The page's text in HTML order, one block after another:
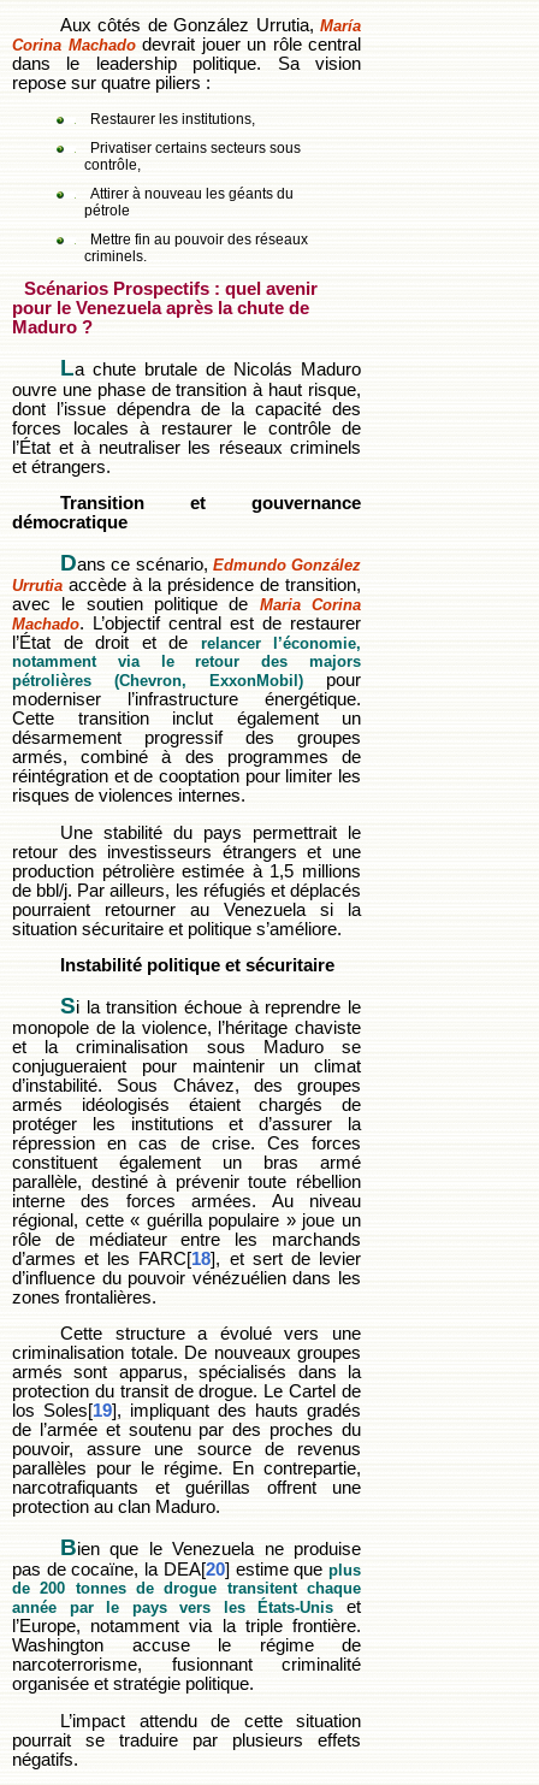
Aux côtés de González Urrutia, María
Corina Machadodevrait jouer un rôle central
dans le leadership politique. Sa vision
repose sur quatre piliers :
Restaurer les institutions,
Privatiser certains secteurs sous
contrôle,
Attirer à nouveau les géants du
pétrole
Mettre fin au pouvoir des réseaux
criminels.
Scénarios Prospectifs : quel avenir
pour le Venezuela après la chute de
Maduro ?
La chute brutale de Nicolás Maduro
ouvre une phase de transition à haut risque,
dont l’issue dépendra de la capacité des
forces locales à restaurer le contrôle de
l’État et à neutraliser les réseaux criminels
et étrangers.
Transition et gouvernance
démocratique
Dans ce scénario, Edmundo González
Urrutia accède à la présidence de transition,
avec le soutien politique de Maria Corina
Machado. L’objectif central est de restaurer
l’État de droit et de relancer l’économie,
notamment via le retour des majors
pétrolières (Chevron, ExxonMobil) pour
moderniser l’infrastructure énergétique.
Cette transition inclut également un
désarmement progressif des groupes
armés, combiné à des programmes de
réintégration et de cooptation pour limiter les
risques de violences internes.
Une stabilité du pays permettrait le
retour des investisseurs étrangers et une
production pétrolière estimée à 1,5 millions
de bbl/j. Par ailleurs, les réfugiés et déplacés
pourraient retourner au Venezuela si la
situation sécuritaire et politique s’améliore.
Instabilité politique et sécuritaire
Si la transition échoue à reprendre le
monopole de la violence, l’héritage chaviste
et la criminalisation sous Maduro se
conjugueraient pour maintenir un climat
d’instabilité. Sous Chávez, des groupes
armés idéologisés étaient chargés de
protéger les institutions et d’assurer la
répression en cas de crise. Ces forces
constituent également un bras armé
parallèle, destiné à prévenir toute rébellion
interne des forces armées. Au niveau
régional, cette « guérilla populaire » joue un
rôle de médiateur entre les marchands
d’armes et les FARC[18], et sert de levier
d’influence du pouvoir vénézuélien dans les
zones frontalières.
Cette structure a évolué vers une
criminalisation totale. De nouveaux groupes
armés sont apparus, spécialisés dans la
protection du transit de drogue. Le Cartel de
los Soles[19], impliquant des hauts gradés
de l’armée et soutenu par des proches du
pouvoir, assure une source de revenus
parallèles pour le régime. En contrepartie,
narcotrafiquants et guérillas offrent une
protection au clan Maduro.
Bien que le Venezuela ne produise
pas de cocaïne, la DEA[20] estime que plus
de 200 tonnes de drogue transitent chaque
année par le pays vers les États-Unis et
l’Europe, notamment via la triple frontière.
Washington accuse le régime de
narcoterrorisme, fusionnant criminalité
organisée et stratégie politique.
L’impact attendu de cette situation
pourrait se traduire par plusieurs effets
négatifs.